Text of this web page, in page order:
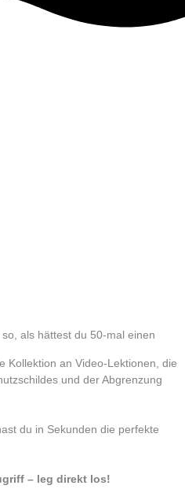
als hättest du 50-mal einen
Kollektion an Video-Lektionen, die
und der Abgrenzung
du in Sekunden die perfekte
– leg direkt los!